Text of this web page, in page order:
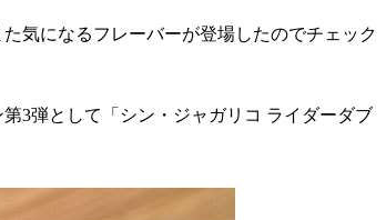
気になるフレーバーが登場したのでチェック
3弾として「シン・ジャガリコ ライダーダブ